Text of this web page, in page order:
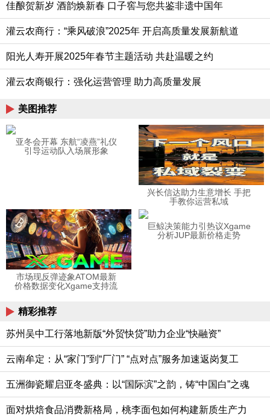
佳酿贺新岁 酒韵焕新春 口子窖与您共鉴非遗中国年
灌云农商行：“乘风破浪”2025年 开启高质量发展新航道
阳光人寿开展2025年春节主题活动 共赴温暖之约
灌云农商银行：强化运营管理 助力高质量发展
美图推荐
亚冬会开幕 东航“凌燕”礼仪
引导运动队入场展形象
兴长信达助力生意增长 手把
手教你运营私域
市场现反弹迹象ATOM最新
价格数据变化Xgame支持流
巨鲸决策能力引热议Xgame
分析JUP最新价格走势
精彩推荐
苏州吴中工行落地新版“外贸快贷”助力企业“快融资”
云南牟定：从“家门”到“厂门” “点对点”服务加速返岗复工
五洲御瓷耀启亚冬盛典：以“国际滨”之韵，铸“中国白”之魂
面对烘焙食品消费新格局，桃李面包如何构建新质生产力